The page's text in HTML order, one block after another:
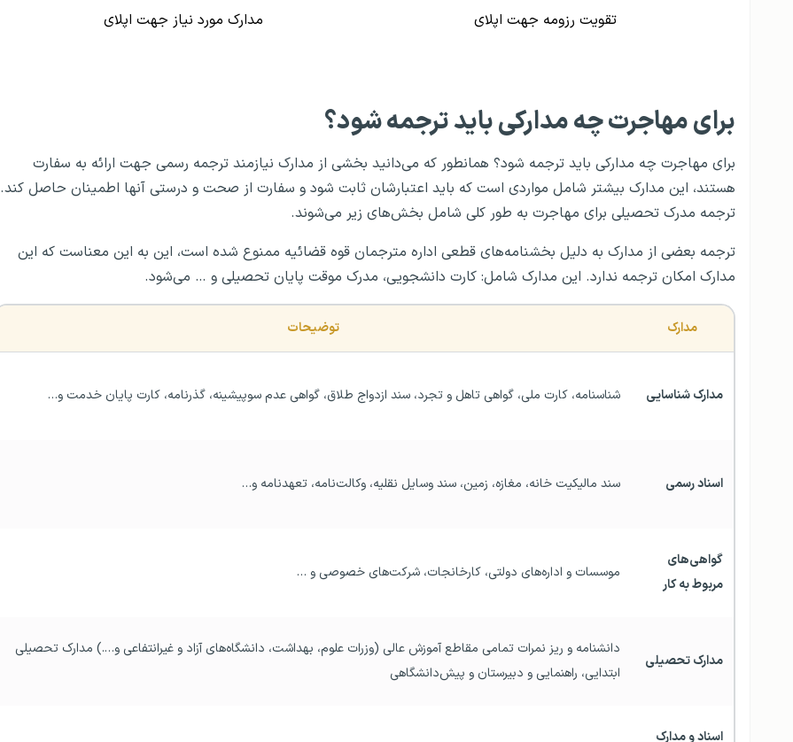
تقویت رزومه جهت اپلای مدارک مورد نیاز جهت اپلای
برای مهاجرت چه مدارکی باید ترجمه شود؟
برای مهاجرت چه مدارکی باید ترجمه شود؟ همانطور که می‌دانید بخشی از مدارک نیازمند ترجمه رسمی جهت ارائه به سفارت
هستند، این مدارک بیشتر شامل مواردی است که باید اعتبارشان ثابت شود و سفارت از صحت و درستی آنها اطمینان حاصل کند.
ترجمه مدرک تحصیلی برای مهاجرت به طور کلی شامل بخش‌های زیر می‌شوند.
ترجمه بعضی از مدارک به دلیل بخشنامه‌های قطعی اداره مترجمان قوه قضائیه ممنوع شده است، این به این معناست که این
مدارک امکان ترجمه ندارد. این مدارک شامل: کارت دانشجویی، مدرک موقت پایان تحصیلی و … می‌شود.
مدارک توضیحات
مدارک شناسایی شناسنامه، کارت ملی، گواهی تاهل و تجرد، سند ازدواج طلاق، گواهی عدم سوپیشینه، گذرنامه، کارت پایان خدمت و…
اسناد رسمی سند مالیکیت خانه، مغازه، زمین، سند وسایل نقلیه، وکالت‌نامه، تعهد‌نامه و…
مربوط به کار
موسسات و اداره‌های دولتی، کارخانجات، شرکت‌های خصوصی و …
مدارک تحصیلی
ابتدایی، راهنمایی و دبیرستان و پیش‌دانشگاهی